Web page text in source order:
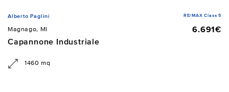
Alberto Paglini RE/MAX Class 5
Magnago, MI
6.691€
Capannone Industriale
1460 mq